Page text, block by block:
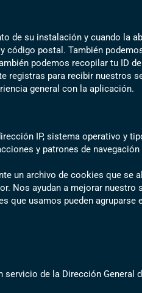
su instalación y cuando la
postal. También
podemos recopilar tu ID
para recibir nuestros
general con la aplicación.
IP, sistema operativo y
y patrones de
un archivo de cookies que se
Nos ayudan a mejorar
usamos pueden
de la Dirección General